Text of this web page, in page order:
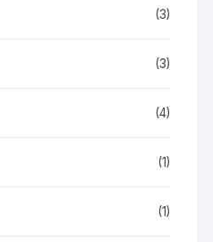
(3)
(3)
(4)
(1)
(1)